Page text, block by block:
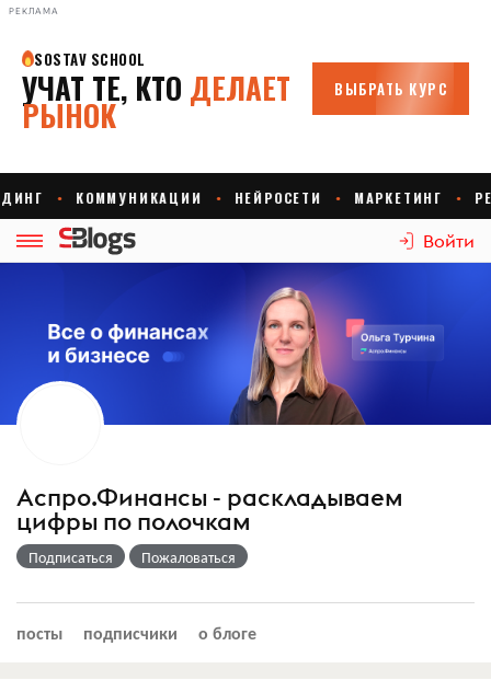
РЕКЛАМА
Войти
Аспро.Финансы - раскладываем
цифры по полочкам
Подписаться Пожаловаться
посты подписчики о блоге